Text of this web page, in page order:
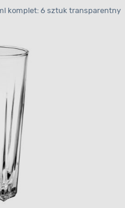
komplet: 6 sztuk transparentny